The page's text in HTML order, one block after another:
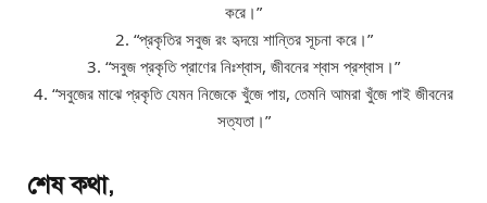
করে।”
2. “প্রকৃতির সবুজ রং হৃদয়ে শান্তির সূচনা করে।”
3. “সবুজ প্রকৃতি প্রাণের নিঃশ্বাস, জীবনের শ্বাস প্রশ্বাস।”
4. “সবুজের মাঝে প্রকৃতি যেমন নিজেকে খুঁজে পায়, তেমনি আমরা খুঁজে পাই জীবনের
সত্যতা।”
শেষ কথা,